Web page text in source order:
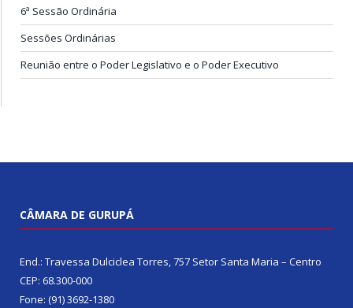
6ª Sessão Ordinária
Sessões Ordinárias
Reunião entre o Poder Legislativo e o Poder Executivo
CÂMARA DE GURUPÁ
End.: Travessa Dulciclea Torres, 757 Setor Santa Maria – Centro
CEP: 68.300-000
Fone: (91) 3692-1380